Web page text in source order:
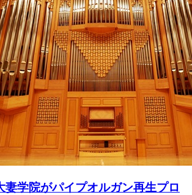
妻学院がパイプオルガン再生プロ